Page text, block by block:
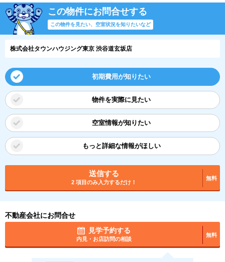
この物件にお問合せする
この物件を見たい、空室状況を知りたいなど
株式会社タウンハウジング東京 渋谷道玄坂店
初期費用が知りたい
物件を実際に見たい
空室情報が知りたい
もっと詳細な情報がほしい
送信する
2 項目のみ入力するだけ！
無料
不動産会社にお問合せ
見学予約する
内見・お店訪問の相談
無料